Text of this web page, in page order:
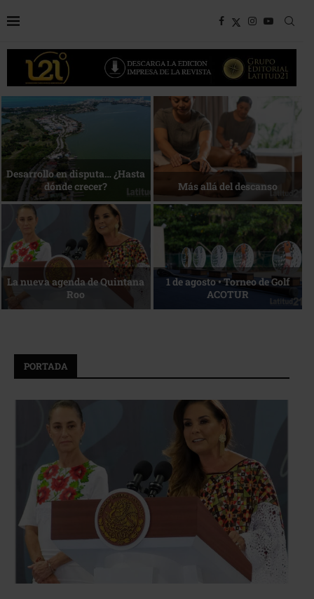
Bottega, un viaje servido a la
mesa
Energía que Impulsa la
competitividad
Reconocimiento de viajeros La esencia del servicio
PORTADA